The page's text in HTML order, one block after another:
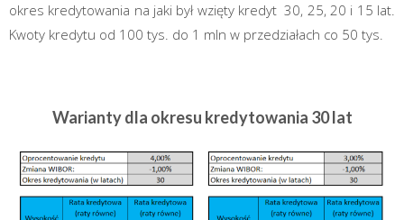
okres kre­dy­to­wa­nia na jaki był wzię­ty kre­dyt 30, 25, 20 i 15 lat.
Kwo­ty kre­dy­tu od 100 tys. do 1 mln w prze­dzia­łach co 50 tys.
Warianty dla okresu kredytowania 30 lat